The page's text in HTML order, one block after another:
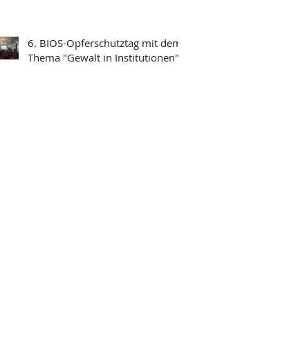
6. BIOS-Opferschutztag mit dem
Thema "Gewalt in Institutionen"